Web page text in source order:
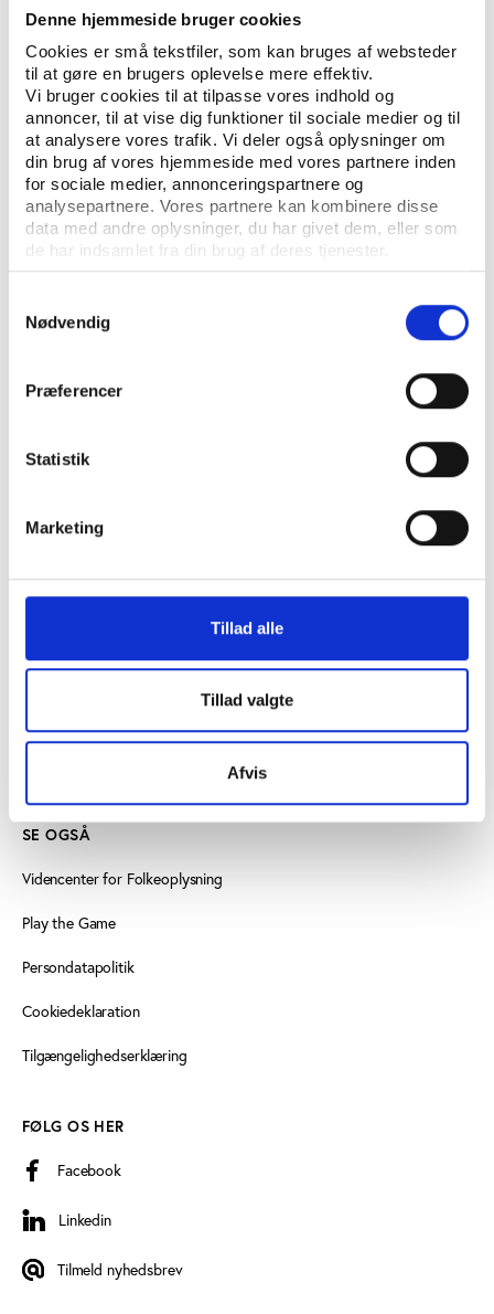
Denne hjemmeside bruger cookies
Cookies er små tekstfiler, som kan bruges af websteder
til at gøre en brugers oplevelse mere effektiv.
Vi bruger cookies til at tilpasse vores indhold og
annoncer, til at vise dig funktioner til sociale medier og til
at analysere vores trafik. Vi deler også oplysninger om
din brug af vores hjemmeside med vores partnere inden
for sociale medier, annonceringspartnere og
analysepartnere. Vores partnere kan kombinere disse
data med andre oplysninger, du har givet dem, eller som
de har indsamlet fra din brug af deres tjenester.
Nødvendig
Præferencer
Statistik
Marketing
Tillad alle
Tillad valgte
Afvis
ANTAL SIDER: 32
ISBN: 97-7838-203-3
Eksemplarfremstilling af papirkopier/prints fra
Idrætshistorisk Årbog til undervisningsbrug på
uddannelsesinstitutioner og intern administrativ brug
er tilladt efter aftale med COPY-DAN Tekst & Node.
Eksemplarfremstillingen skal ske inden for aftalens
KONTAKT OS
Vester Allé 8B, 3. sal, 8000 Aarhus C
idan@idan.dk
SE OGSÅ
Videncenter for Folkeoplysning
Play the Game
Persondatapolitik
Cookiedeklaration
Tilgængelighedserklæring
FØLG OS HER
Facebook
Linkedin
Linkedin
Tilmeld nyhedsbrev
Tilmeld nyhedsbrev